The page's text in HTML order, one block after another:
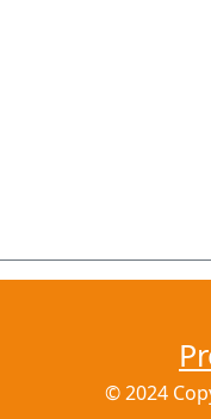
© 2024